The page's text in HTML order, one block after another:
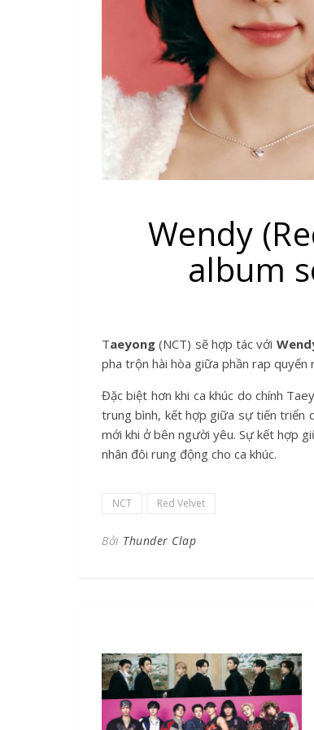
Wendy
album
Taeyong (NCT) sẽ hợp tác với
pha trộn hài hòa giữa phần rap
Đặc biệt hơn khi ca khúc do chính
trung bình, kết hợp giữa sự tiến triển
mới khi ở bên người yêu. Sự kết hợp
nhân đôi rung động cho ca khúc.
NCT Red Velvet
Bởi Thunder Clap